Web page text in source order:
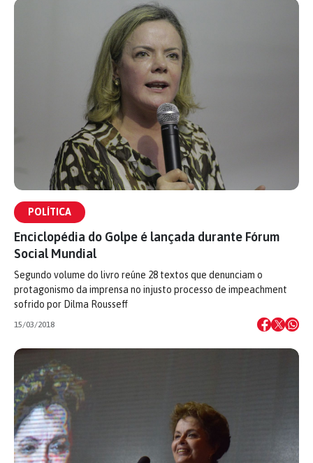
POLÍTICA
Enciclopédia do Golpe é lançada durante Fórum
Social Mundial
Segundo volume do livro reúne 28 textos que denunciam o
protagonismo da imprensa no injusto processo de impeachment
sofrido por Dilma Rousseff
15/03/2018